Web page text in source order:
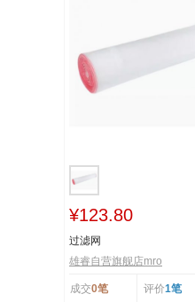
¥123.80
过滤网
雄睿自营旗舰店mro
成交0笔 评价1笔